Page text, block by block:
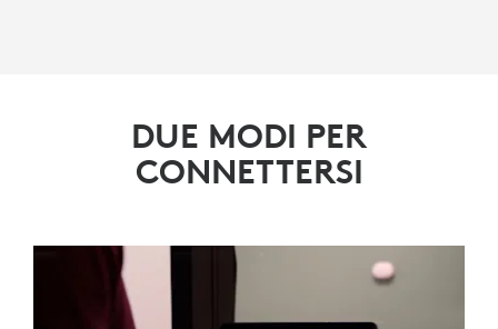
DUE MODI PER
CONNETTERSI